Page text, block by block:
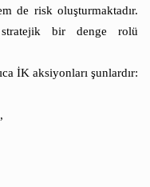
de risk oluşturmaktadır.
stratejik bir denge rolü
İK aksiyonları şunlardır: